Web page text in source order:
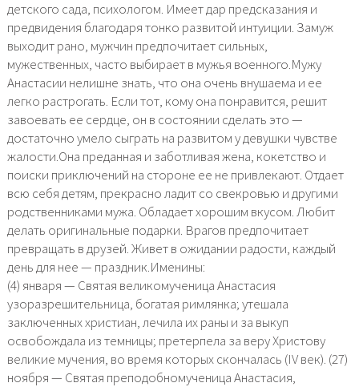
детского сада, психологом. Имеет дар предсказания и
предвидения благодаря тонко развитой интуиции. Замуж
выходит рано, мужчин предпочитает сильных,
мужественных, часто выбирает в мужья военного.Мужу
Анастасии нелишне знать, что она очень внушаема и ее
легко растрогать. Если тот, кому она понравится, решит
завоевать ее сердце, он в состоянии сделать это —
достаточно умело сыграть на развитом у девушки чувстве
жалости.Она преданная и заботливая жена, кокетство и
поиски приключений на стороне ее не привлекают. Отдает
всю себя детям, прекрасно ладит со свекровью и другими
родственниками мужа. Обладает хорошим вкусом. Любит
делать оригинальные подарки. Врагов предпочитает
превращать в друзей. Живет в ожидании радости, каждый
день для нее — праздник.Именины:
(4) января — Святая великомученица Анастасия
узоразрешительница, богатая римлянка; утешала
заключенных христиан, лечила их раны и за выкуп
освобождала из темницы; претерпела за веру Христову
великие мучения, во время которых скончалась (IV век). (27)
ноября — Святая преподобномученица Анастасия,